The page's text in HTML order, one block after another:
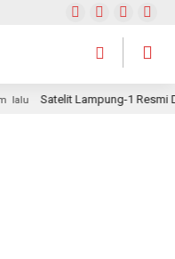
Satelit Lampung-1 Resmi